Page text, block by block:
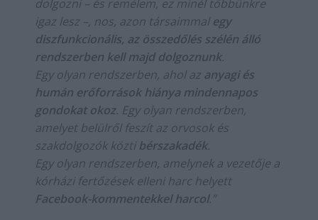
dolgozni – és remélem, ez minél többünkre
igaz lesz –, nos, azon társaimmal egy
diszfunkcionális, az összedőlés szélén álló
rendszerben kell majd dolgoznunk.
Egy olyan rendszerben, ahol az anyagi és
humán erőforrások hiánya mindennapos
gondokat okoz. Egy olyan rendszerben,
amelyet belülről feszít az orvosok és
szakdolgozók közti bérszakadék.
Egy olyan rendszerben, amelynek a vezetője a
kórházi fertőzések elleni harc helyett
Facebook-kommentekkel harcol.”